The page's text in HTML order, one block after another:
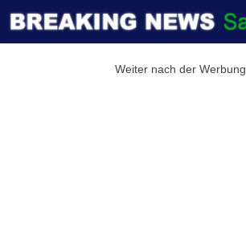
Weiter nach der Werbung